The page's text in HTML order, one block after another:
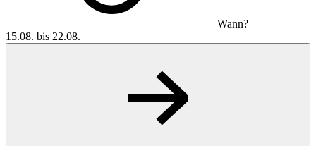
Wann?
15.08. bis 22.08.